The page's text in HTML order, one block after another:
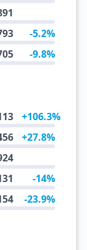
-5.2%
-9.8%
+106.3%
+27.8%
-14%
-23.9%